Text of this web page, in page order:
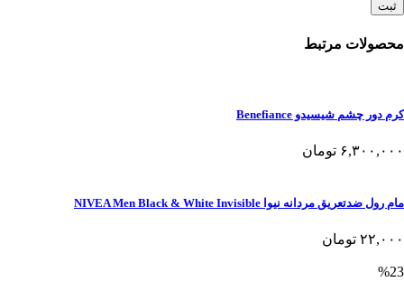
محصولات مرتبط
کرم دور چشم شیسیدو Benefiance
۶,۳۰۰,۰۰۰ تومان
مام رول ضدتعریق مردانه نیوا NIVEA Men Black & White Invisible
۲۲,۰۰۰ تومان
%23